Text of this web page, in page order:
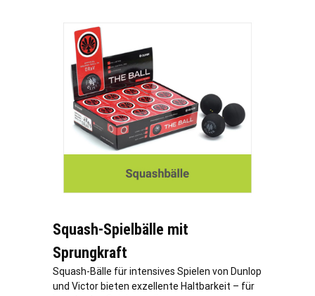
Squash-Spielbälle mit
Sprungkraft
Squash-Bälle für intensives Spielen von Dunlop
und Victor bieten exzellente Haltbarkeit – für